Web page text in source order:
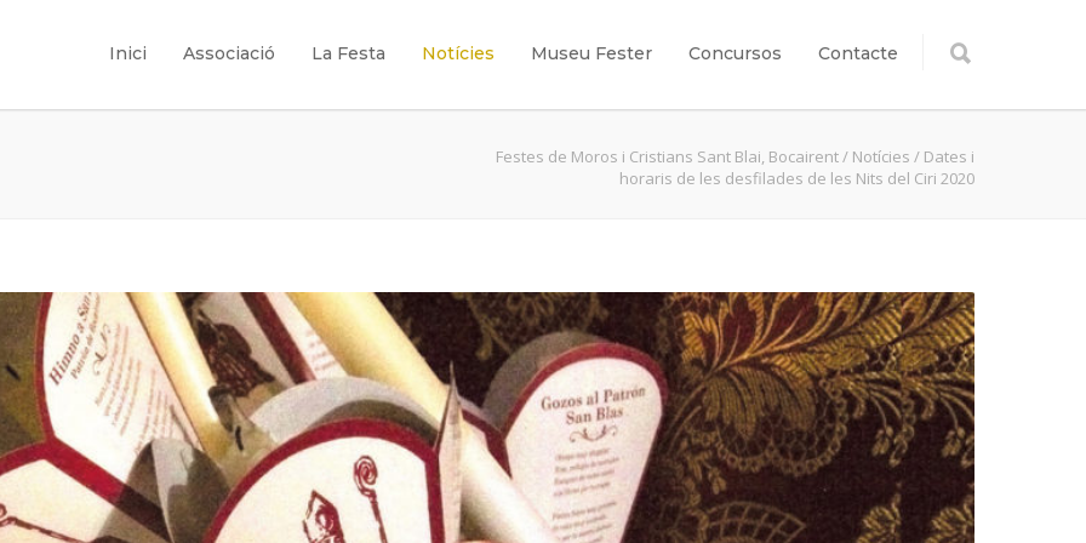
Inici Associació La Festa Notícies Museu Fester Concursos Contacte
Festes de Moros i Cristians Sant Blai, Bocairent/ Notícies / Dates i
horaris de les desfilades de les Nits del Ciri 2020